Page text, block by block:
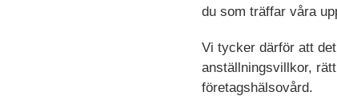
du som träffar våra
Vi tycker därför att
anställningsvillkor,
företagshälsovård.